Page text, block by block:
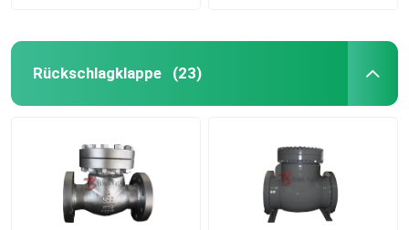
Rückschlagklappe (23)